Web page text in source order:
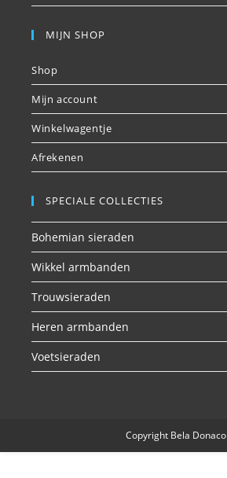
MIJN SHOP
Shop
Mijn account
Winkelwagentje
Afrekenen
SPECIALE COLLECTIES
Bohemian sieraden
Wikkel armbanden
Trouwsieraden
Heren armbanden
Voetsieraden
Copyright Bela Donaco